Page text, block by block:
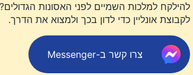
להילקח למלכות השמיים לפני האסונות
לקבוצת אונליין כדי לדון בכך ולמצוא את הדרך.
צרו קשר ב-Messenger